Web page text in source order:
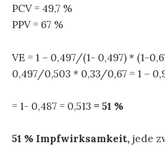
PCV = 49,7 %
PPV = 67 %
VE = 1 – 0,497/(1- 0,497) * (1-
0,497/0,503 * 0,33/0,67 = 1 –
= 1- 0,487 = 0,513 = 51 %
51 % Impfwirksamkeit, jede